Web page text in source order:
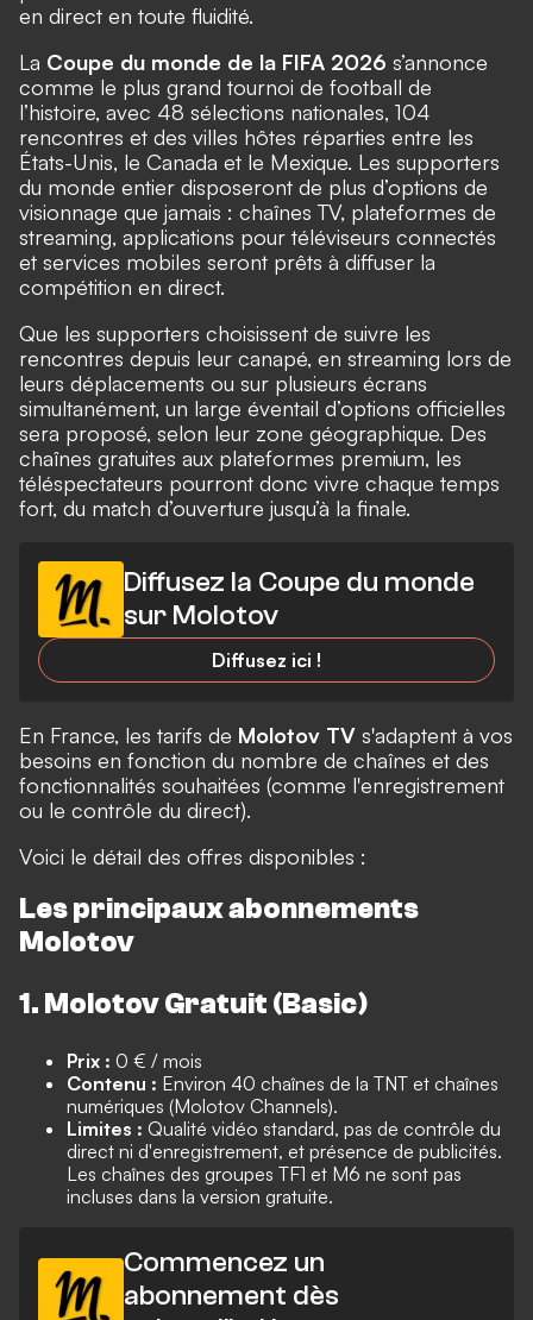
en direct en toute fluidité.
La Coupe du monde de la FIFA 2026 s’annonce
comme le plus grand tournoi de football de
l’histoire, avec 48 sélections nationales, 104
rencontres et des villes hôtes réparties entre les
États-Unis, le Canada et le Mexique. Les supporters
du monde entier disposeront de plus d’options de
visionnage que jamais : chaînes TV, plateformes de
streaming, applications pour téléviseurs connectés
et services mobiles seront prêts à diffuser la
compétition en direct.
Que les supporters choisissent de suivre les
rencontres depuis leur canapé, en streaming lors de
leurs déplacements ou sur plusieurs écrans
simultanément, un large éventail d’options officielles
sera proposé, selon leur zone géographique. Des
chaînes gratuites aux plateformes premium, les
téléspectateurs pourront donc vivre chaque temps
fort, du match d’ouverture jusqu’à la finale.
Diffusez la Coupe du monde
sur Molotov
Diffusez ici !
En France, les tarifs de Molotov TV s'adaptent à vos
besoins en fonction du nombre de chaînes et des
fonctionnalités souhaitées (comme l'enregistrement
ou le contrôle du direct).
Voici le détail des offres disponibles :
Les principaux abonnements
Molotov
1. Molotov Gratuit (Basic)
Prix : 0 € / mois
Contenu : Environ 40 chaînes de la TNT et chaînes
numériques (Molotov Channels).
Limites : Qualité vidéo standard, pas de contrôle du
direct ni d'enregistrement, et présence de publicités.
Les chaînes des groupes TF1 et M6 ne sont pas
incluses dans la version gratuite.
Commencez un
abonnement dès